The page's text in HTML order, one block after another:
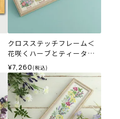
クロスステッチフレーム＜
花咲くハーブとティータイ
ム＞
¥7,260 (税込)